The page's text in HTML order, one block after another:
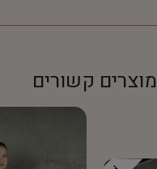
מוצרים קשורים